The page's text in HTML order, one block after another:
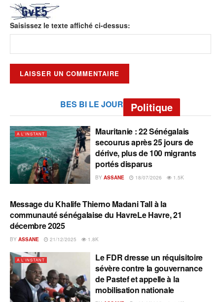
Saisissez le texte affiché ci-dessus:
BES BI LE JOUR Politique
A L'INSTANT
Mauritanie : 22 Sénégalais
secourus après 25 jours de
dérive, plus de 100 migrants
portés disparus
BY ASSANE 18/07/2026 1.5K
A L'INSTANT
Message du Khalife Thierno Madani Tall à la
communauté sénégalaise du HavreLe Havre, 21
décembre 2025
BY ASSANE 21/12/2025 1.8K
A L'INSTANT
Le FDR dresse un réquisitoire
sévère contre la gouvernance
de Pastef et appelle à la
mobilisation nationale